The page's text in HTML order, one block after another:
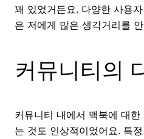
꽤 있었거든요. 다양한 사용
은 저에게 많은 생각거리를
커뮤니티의
커뮤니티 내에서 맥북에 대
는 것도 인상적이었어요. 특